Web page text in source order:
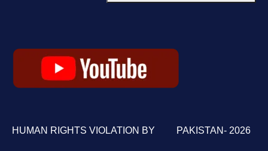
HUMAN RIGHTS VIOLATION BY PAKISTAN- 2026